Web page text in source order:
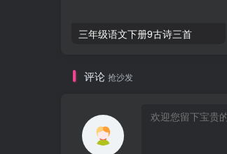
三年级语文下册9古诗三首
评论 抢沙发